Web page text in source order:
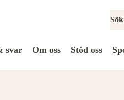
svar Om oss Stöd oss